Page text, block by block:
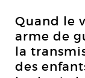
Quand le
arme de
la
des